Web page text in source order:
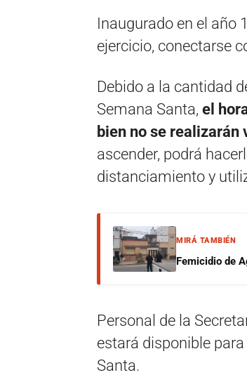
Inaugurado en el año
ejercicio, conectarse
Debido a la cantidad
Semana Santa, el
bien no se
ascender, podrá
distanciamiento y
MIRÁ TAMBIÉN
Femicidio de
Personal de la
estará disponible
Santa.